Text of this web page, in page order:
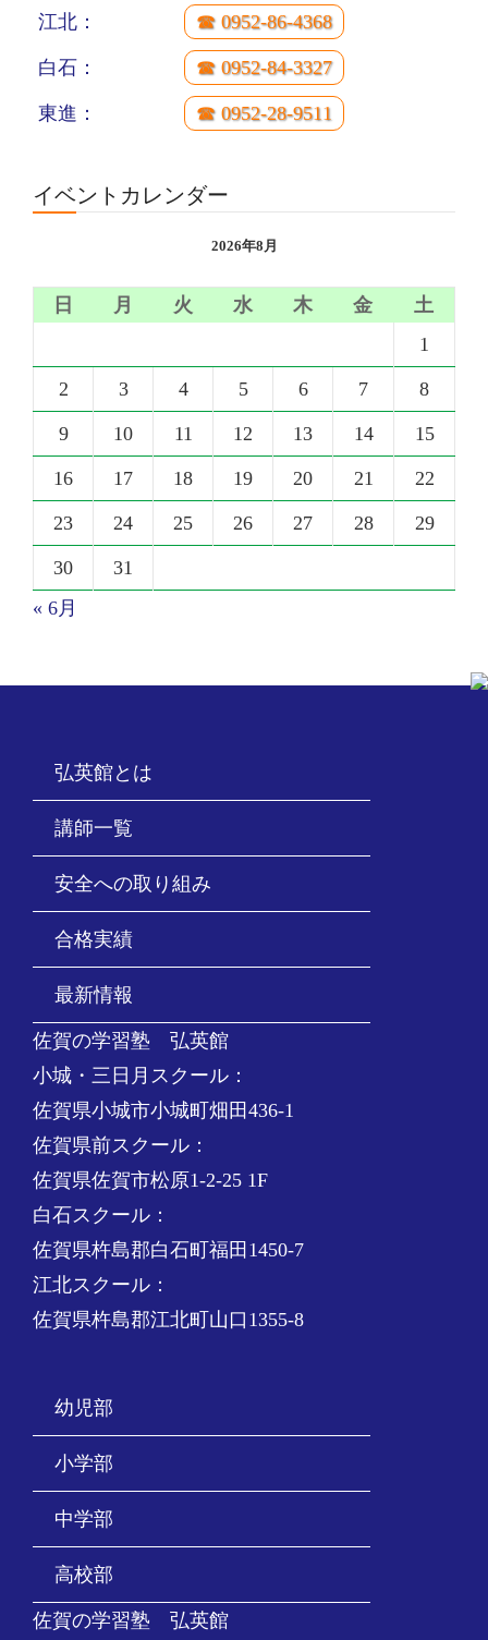
江北： ☎ 0952-86-4368
白石： ☎ 0952-84-3327
東進： ☎ 0952-28-9511
イベントカレンダー
2026年8月
日 月 火 水 木 金
土
1
2 3 4 5 6 7 8
9 10 11 12 13 14 15
16 17 18 19 20 21 22
23 24 25 26 27 28 29
30
31
« 6月
弘英館とは
講師一覧
安全への取り組み
合格実績
最新情報
佐賀の学習塾 弘英館
小城・三日月スクール：
佐賀県小城市小城町畑田436-1
佐賀県前スクール：
佐賀県佐賀市松原1-2-25 1F
白石スクール：
佐賀県杵島郡白石町福田1450-7
江北スクール：
佐賀県杵島郡江北町山口1355-8
幼児部
小学部
中学部
高校部
佐賀の学習塾 弘英館